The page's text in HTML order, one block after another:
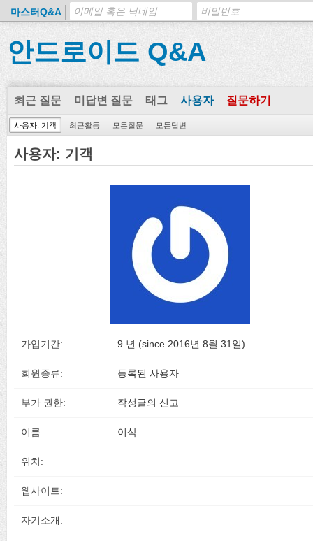
마스터Q&A
안드로이드 Q&A
최근 질문 미답변 질문 태그 사용자 질문하기
사용자: 기객 최근활동 모든질문 모든답변
사용자: 기객
가입기간: 9 년 (since 2016년 8월 31일)
회원종류: 등록된 사용자
부가 권한: 작성글의 신고
이름: 이삭
위치:
웹사이트:
자기소개: